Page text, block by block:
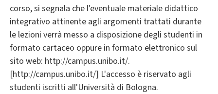
corso, si segnala che l'eventuale materiale didattico
integrativo attinente agli argomenti trattati durante
le lezioni verrà messo a disposizione degli studenti in
formato cartaceo oppure in formato elettronico sul
sito web: http://campus.unibo.it/.
[http://campus.unibo.it/] L'accesso è riservato agli
studenti iscritti all'Università di Bologna.